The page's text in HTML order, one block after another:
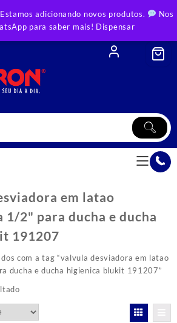
adicionando novos produtos.
Nos
para saber mais! Dispensar
em latao
1/2" para ducha e ducha
191207
com a tag “valvula desviadora em latao
ducha e ducha higienica blukit 191207”